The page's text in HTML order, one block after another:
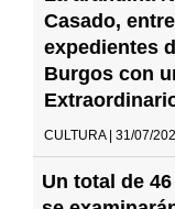
Casado,
expedientes
Burgos con
CULTURA | 31/07/
Un total de